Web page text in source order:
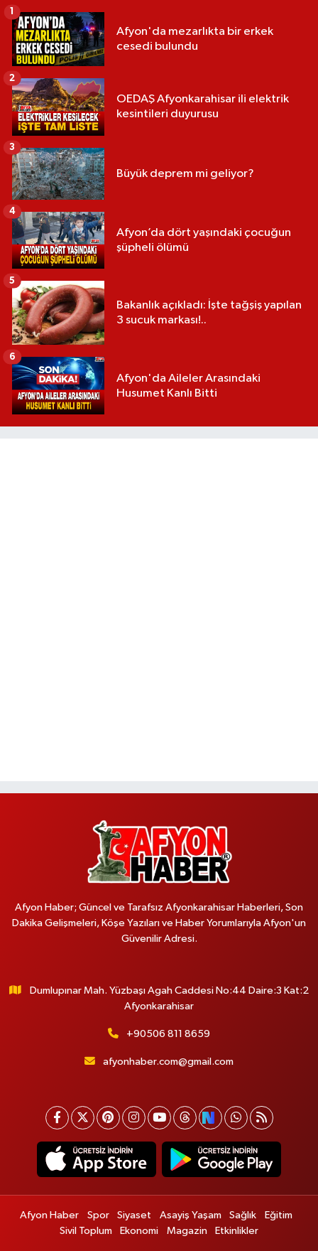
Afyon'da mezarlıkta bir erkek
cesedi bulundu
1
OEDAŞ Afyonkarahisar ili elektrik
kesintileri duyurusu
2
Büyük deprem mi geliyor?
3
Afyon’da dört yaşındaki çocuğun
şüpheli ölümü
4
Bakanlık açıkladı: İşte tağşiş yapılan
3 sucuk markası!..
5
Afyon'da Aileler Arasındaki
Husumet Kanlı Bitti
6
Afyon Haber; Güncel ve Tarafsız Afyonkarahisar Haberleri, Son
Dakika Gelişmeleri, Köşe Yazıları ve Haber Yorumlarıyla Afyon'un
Güvenilir Adresi.
Dumlupınar Mah. Yüzbaşı Agah Caddesi No:44 Daire:3 Kat:2
Afyonkarahisar
+90506 811 8659
afyonhaber.com@gmail.com
Afyon Haber Spor Siyaset Asayiş Yaşam Sağlık
Eğitim
Sivil Toplum
Ekonomi Magazin Etkinlikler